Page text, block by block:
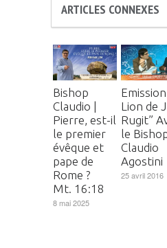
ARTICLES CONNEXES
Bishop
Claudio |
Pierre, est-il
le premier
évêque et
pape de
Rome ?
Mt. 16:18
8 mai 2025
Lion de
Rugit”
le
Claudio
Agostini
25 avril 2016